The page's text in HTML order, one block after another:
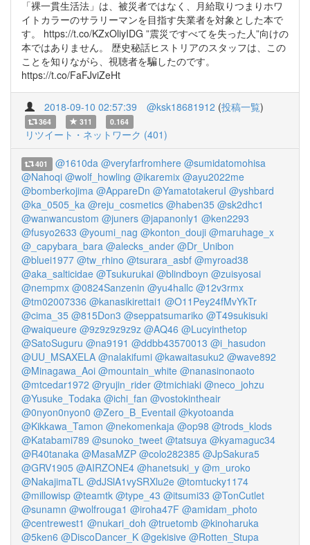
「裸一貫生活法」は、被災者ではなく、月給取りつまりホワ
イトカラーのサラリーマンを目指す失業者を対象とした本で
す。 https://t.co/KZxOliyIDG ”震災ですべてを失った人”向けの
本ではありません。 歴史秘話ヒストリアのスタッフは、この
ことを知りながら、視聴者を騙したのです。
https://t.co/FaFJviZeHt
2018-09-10 02:57:39 @ksk18681912 (投稿一覧)
364 311 0.164
リツイート・ネットワーク (401)
401 @1610da @veryfarfromhere @sumidatomohisa
@Nahoqi @wolf_howling @ikaremix @ayu2022me
@bomberkojima @AppareDn @YamatotakeruI @yshbard
@ka_0505_ka @reju_cosmetics @haben35 @sk2dhc1
@wanwancustom @juners @japanonly1 @ken2293
@fusyo2633 @youmi_nag @konton_douji @maruhage_x
@_capybara_bara @alecks_ander @Dr_Unibon
@bluei1977 @tw_rhino @tsurara_asbf @myroad38
@aka_salticidae @Tsukurukai @blindboyn @zuisyosai
@nempmx @0824Sanzenin @yu4hallc @12v3rmx
@tm02007336 @kanasikirettai1 @O11Pey24fMvYkTr
@cima_35 @815Don3 @seppatsumariko @T49sukisuki
@waiqueure @9z9z9z9z9z @AQ46 @Lucyinthetop
@SatoSuguru @na9191 @ddbb43570013 @i_hasudon
@UU_MSAXELA @nalakifumi @kawaitasuku2 @wave892
@Minagawa_Aoi @mountain_white @nanasinonaoto
@mtcedar1972 @ryujin_rider @tmichiaki @neco_johzu
@Yusuke_Todaka @ichi_fan @vostokintheair
@0nyon0nyon0 @Zero_B_Eventail @kyotoanda
@Kikkawa_Tamon @nekomenkaja @op98 @trods_klods
@Katabami789 @sunoko_tweet @tatsuya @kyamaguc34
@R40tanaka @MasaMZP @colo282385 @JpSakura5
@GRV1905 @AIRZONE4 @hanetsuki_y @m_uroko
@NakajimaTL @dJSlA1vySRXlu2e @tomtucky1174
@millowisp @teamtk @type_43 @itsumi33 @TonCutlet
@sunamn @wolfrouga1 @iroha47F @amidam_photo
@centrewest1 @nukari_doh @truetomb @kinoharuka
@5ken6 @DiscoDancer_K @gekisive @Rotten_Stupa